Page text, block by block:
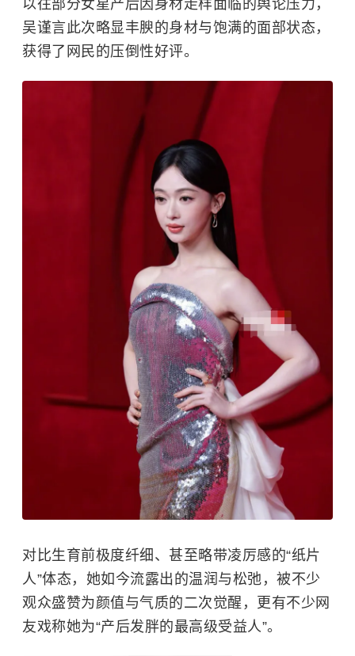
以往部分女星产后因身材走样面临的舆论压力，
吴谨言此次略显丰腴的身材与饱满的面部状态，
获得了网民的压倒性好评。
对比生育前极度纤细、甚至略带凌厉感的“纸片
人”体态，她如今流露出的温润与松弛，被不少
观众盛赞为颜值与气质的二次觉醒，更有不少网
友戏称她为“产后发胖的最高级受益人”。